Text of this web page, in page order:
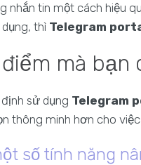
nhắn tin một cách hiệu
thì Telegram
mà bạn
sử dụng Telegram
thông minh hơn cho
số tính năng